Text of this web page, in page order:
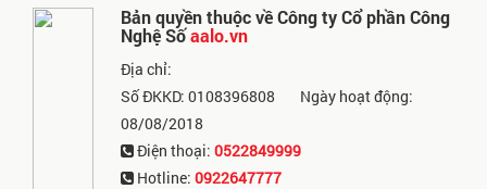
Bản quyền thuộc về Công ty Cổ phần Công
Nghệ Sốaalo.vn
Địa chỉ:
Số ĐKKD: 0108396808
Ngày hoạt động:
08/08/2018
Điện thoại:0522849999
Hotline:0922647777